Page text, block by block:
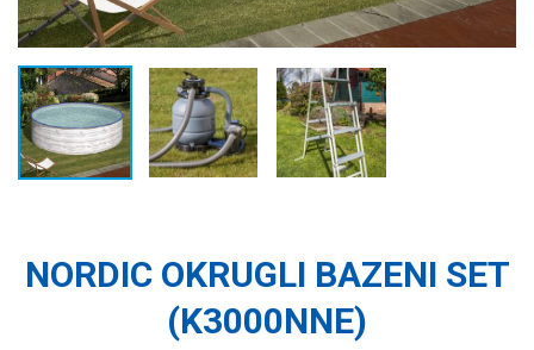
NORDIC OKRUGLI BAZENI SET
(K3000NNE)